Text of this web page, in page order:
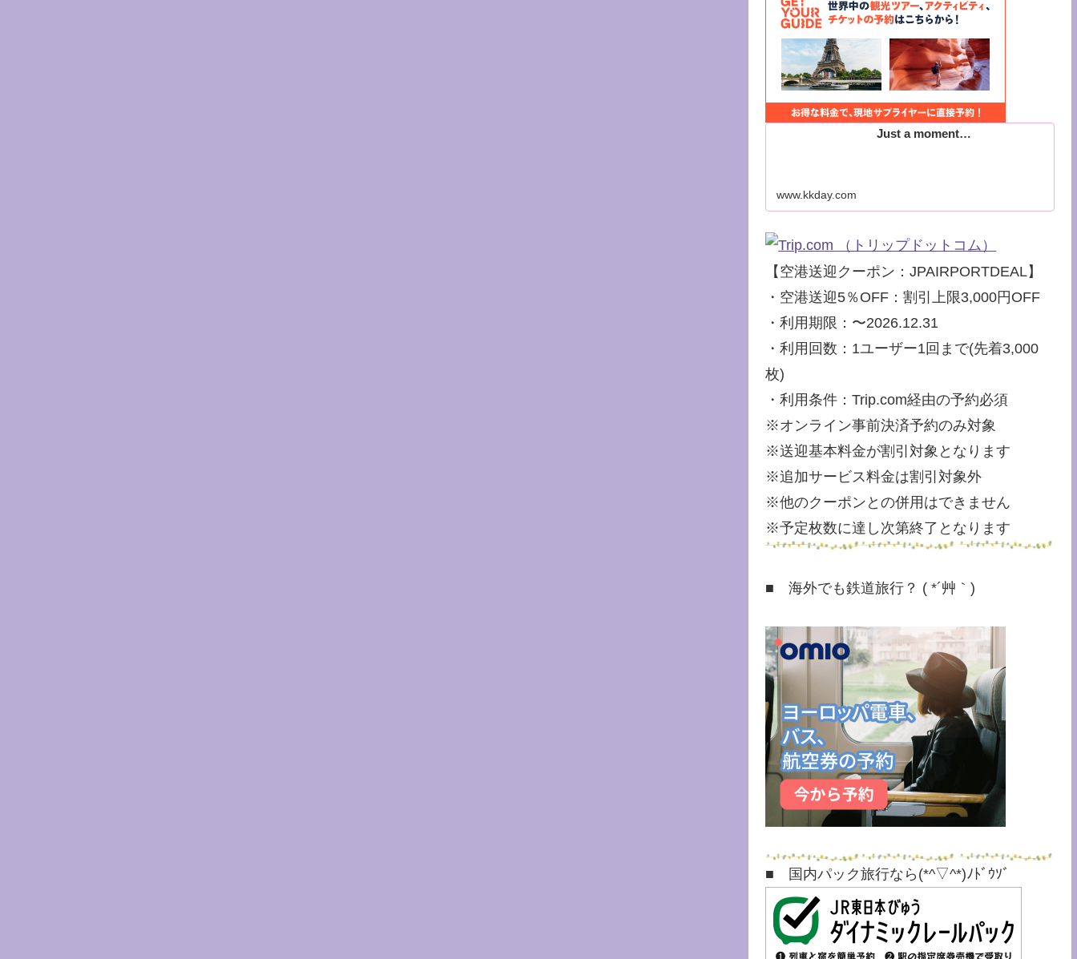
Just a moment…
www.kkday.com
【空港送迎クーポン：JPAIRPORTDEAL】
・空港送迎5％OFF：割引上限3,000円OFF
・利用期限：〜2026.12.31
・利用回数：1ユーザー1回まで(先着3,000
枚)
・利用条件：Trip.com経由の予約必須
※オンライン事前決済予約のみ対象
※送迎基本料金が割引対象となります
※追加サービス料金は割引対象外
※他のクーポンとの併用はできません
※予定枚数に達し次第終了となります
■ 海外でも鉄道旅行？ ( *´艸｀)
■ 国内パック旅行なら(*^▽^*)ﾉﾄﾞｳｿﾞ